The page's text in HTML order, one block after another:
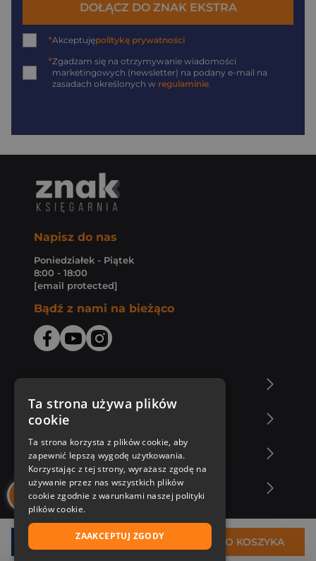
18,90 zł DO KOSZYKA
DOŁĄCZ DO ZNAK EKSTRA
*Akceptujępolitykę prywatności
*Zgadzam się na otrzymywanie wiadomości
marketingowych (newsletter) na podany e-mail na
zasadach określonych w regulaminie
Napisz do nas
Poniedziałek - Piątek
8:00 - 18:00
[email protected]
Bądź z nami na bieżąco
Zakupy u nas
Nasza oferta
Nasi autorzy
Ta strona używa plików
cookie
Ta strona korzysta z plików cookie, aby
zapewnić lepszą wygodę użytkowania.
Korzystając z tej strony, wyrażasz zgodę na
używanie przez nas wszystkich plików
cookie zgodnie z warunkami naszej polityki
plików cookie.
ZAAKCEPTUJ ZGODY